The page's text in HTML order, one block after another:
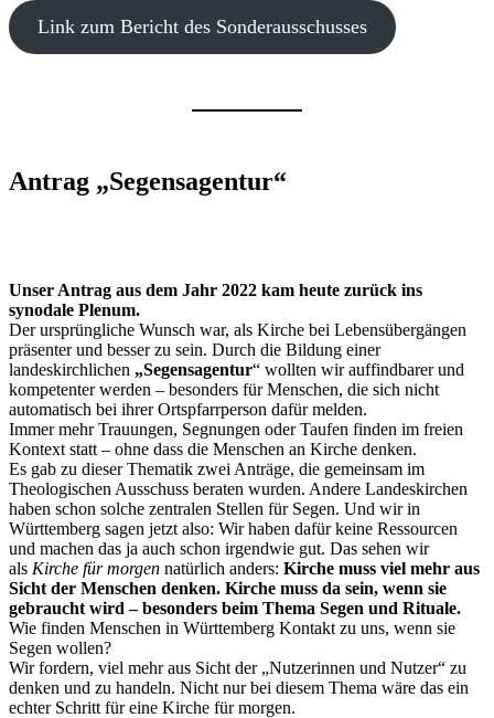
Link zum Bericht des Sonderausschusses
Antrag „Segensagentur“
Unser Antrag aus dem Jahr 2022 kam heute zurück ins
synodale Plenum.
Der ursprüngliche Wunsch war, als Kirche bei Lebensübergängen
präsenter und besser zu sein. Durch die Bildung einer
landeskirchlichen „Segensagentur“ wollten wir auffindbarer und
kompetenter werden – besonders für Menschen, die sich nicht
automatisch bei ihrer Ortspfarrperson dafür melden.
Immer mehr Trauungen, Segnungen oder Taufen finden im freien
Kontext statt – ohne dass die Menschen an Kirche denken.
Es gab zu dieser Thematik zwei Anträge, die gemeinsam im
Theologischen Ausschuss beraten wurden. Andere Landeskirchen
haben schon solche zentralen Stellen für Segen. Und wir in
Württemberg sagen jetzt also: Wir haben dafür keine Ressourcen
und machen das ja auch schon irgendwie gut. Das sehen wir
als Kirche für morgen natürlich anders: Kirche muss viel mehr aus
Sicht der Menschen denken. Kirche muss da sein, wenn sie
gebraucht wird – besonders beim Thema Segen und Rituale.
Wie finden Menschen in Württemberg Kontakt zu uns, wenn sie
Segen wollen?
Wir fordern, viel mehr aus Sicht der „Nutzerinnen und Nutzer“ zu
denken und zu handeln. Nicht nur bei diesem Thema wäre das ein
echter Schritt für eine Kirche für morgen.